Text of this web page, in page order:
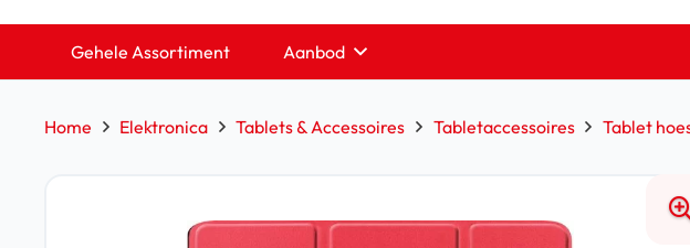
Gehele Assortiment Aanbod
Home Elektronica Tablets & Accessoires Tabletaccessoires Tablet